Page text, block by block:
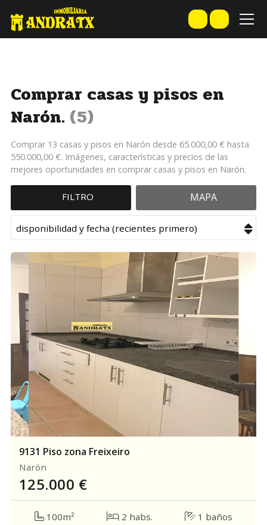
Comprar casas y pisos en
Narón. 5
Comprar 13 casas y pisos en Narón desde 65.000,00 € hasta
550.000,00 €. Imágenes, características y precios de las
mejores oportunidades en comprar casas y pisos en Narón.
FILTRO MAPA
9131 Piso zona Freixeiro
125.000 €
100m² 2 habs. 1 baños
Narón